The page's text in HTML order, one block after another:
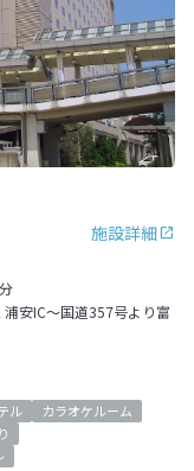
施設詳細
安IC～国道357号より富
ル
カラオケルーム